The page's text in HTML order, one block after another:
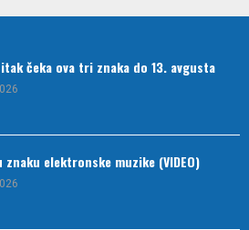
čeka ova tri znaka do 13. avgusta
znaku elektronske muzike (VIDEO)